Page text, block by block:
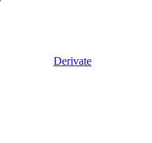
Derivate